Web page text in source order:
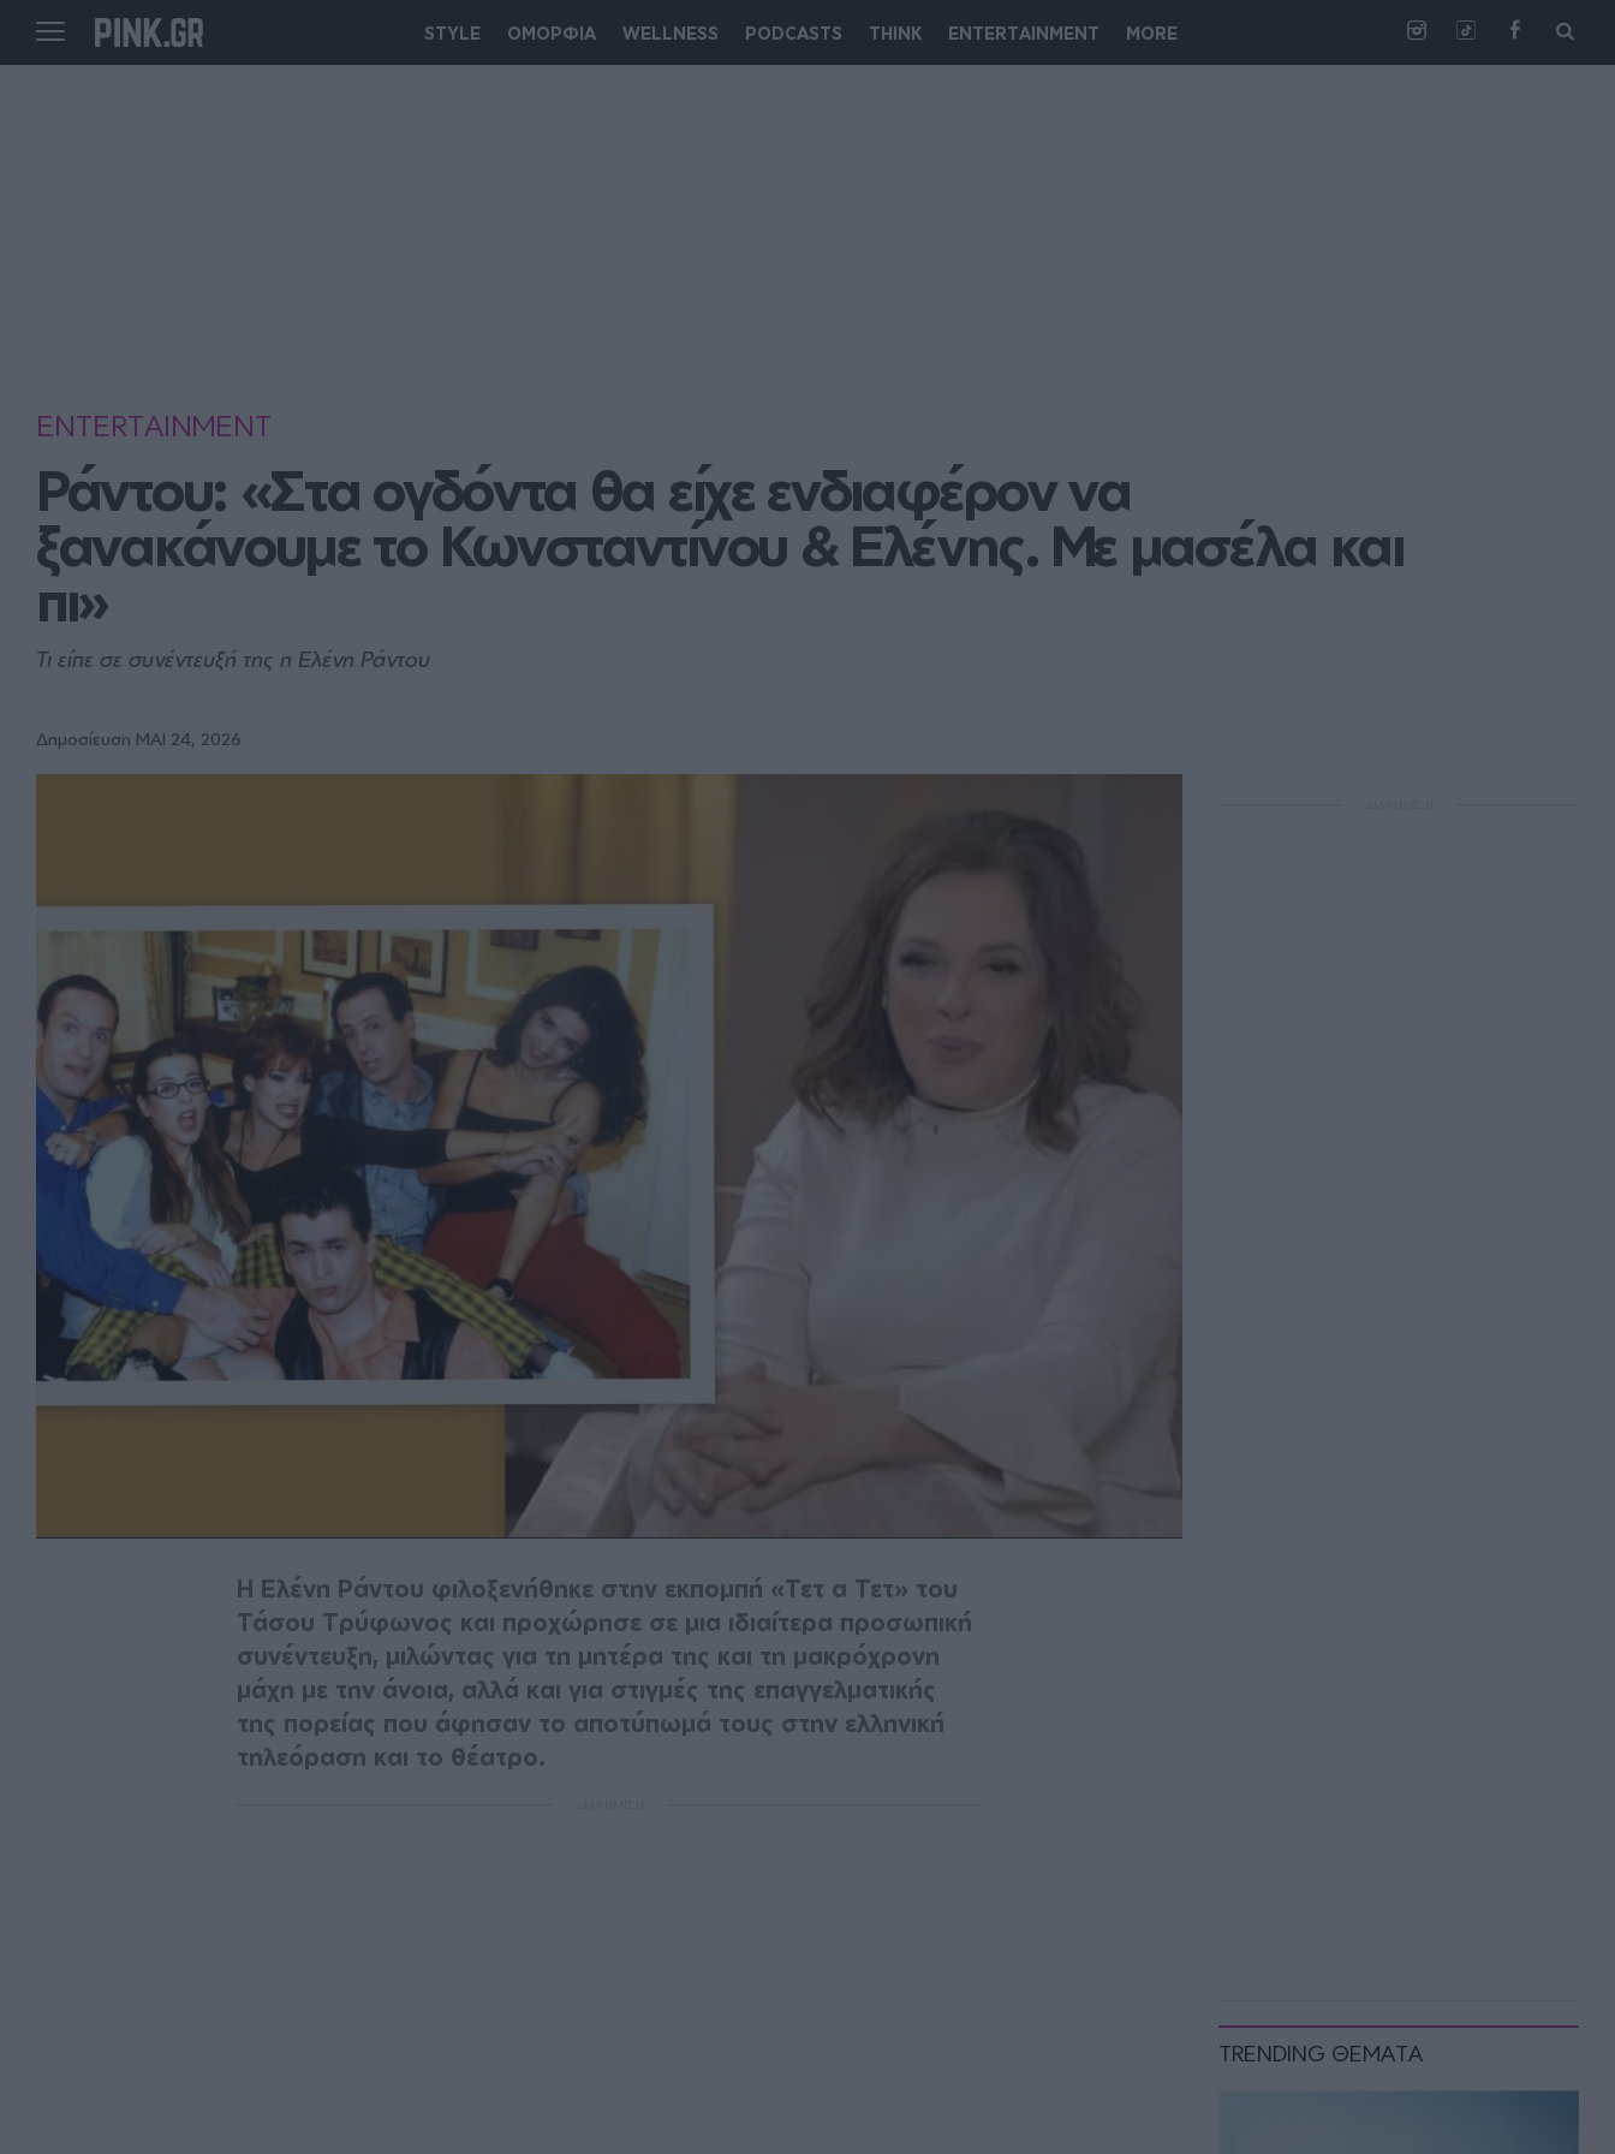
STYLE ΟΜΟΡΦΙΑ WELLNESS PODCASTS THINK ENTERTAINMENT MORE
ENTERTAINMENT
Ράντου: «Στα ογδόντα θα είχε ενδιαφέρον να
ξανακάνουμε το Κωνσταντίνου & Ελένης. Με μασέλα και
πι»
Τι είπε σε συνέντευξή της η Ελένη Ράντου
Δημοσίευση ΜΑΙ 24, 2026
TRENDING ΘΕΜΑΤΑ
Η Ελένη Ράντου φιλοξενήθηκε στην εκπομπή «Τετ α Τετ» του
Τάσου Τρύφωνος και προχώρησε σε μια ιδιαίτερα προσωπική
συνέντευξη, μιλώντας για τη μητέρα της και τη μακρόχρονη
μάχη με την άνοια, αλλά και για στιγμές της επαγγελματικής
της πορείας που άφησαν το αποτύπωμά τους στην ελληνική
τηλεόραση και το θέατρο.